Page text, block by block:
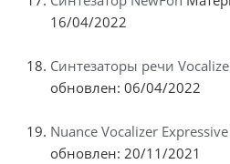
16/04/2022
Синтезаторы речи
обновлен: 06/04/2022
Nuance Vocalizer
обновлен: 20/11/2021